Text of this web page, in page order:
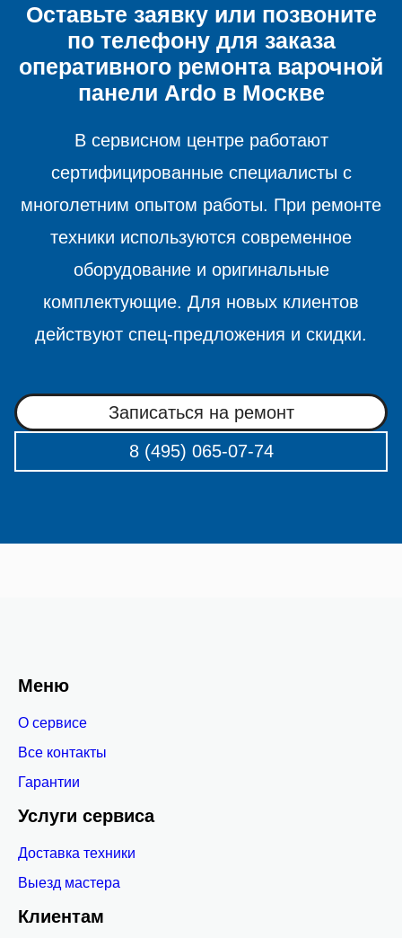
Оставьте заявку или позвоните
по телефону для заказа
оперативного ремонта варочной
панели Ardo в Москве
В сервисном центре работают
сертифицированные специалисты с
многолетним опытом работы. При ремонте
техники используются современное
оборудование и оригинальные
комплектующие. Для новых клиентов
действуют спец-предложения и скидки.
Записаться на ремонт
8 (495) 065-07-74
Меню
О сервисе
Все контакты
Гарантии
Услуги сервиса
Доставка техники
Выезд мастера
Клиентам